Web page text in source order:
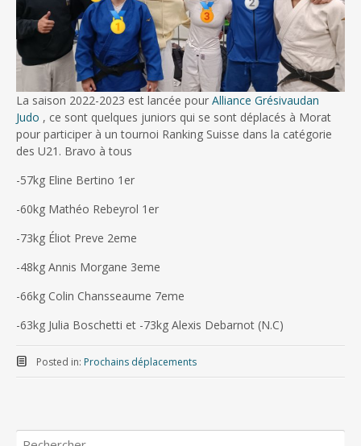
La saison 2022-2023 est lancée pour Alliance Grésivaudan
Judo , ce sont quelques juniors qui se sont déplacés à Morat
pour participer à un tournoi Ranking Suisse dans la catégorie
des U21. Bravo à tous
-57kg Eline Bertino 1er
-60kg Mathéo Rebeyrol 1er
-73kg Éliot Preve 2eme
-48kg Annis Morgane 3eme
-66kg Colin Chansseaume 7eme
-63kg Julia Boschetti et -73kg Alexis Debarnot (N.C)
Posted in: Prochains déplacements
Rechercher :